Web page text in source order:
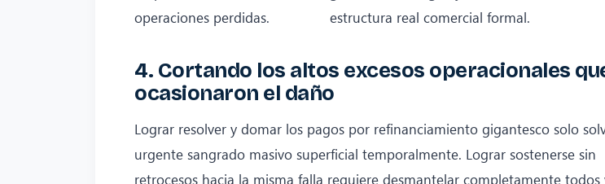
operaciones perdidas.
estructura real comercial formal.
4. Cortando los altos excesos operacionales
ocasionaron el daño
Lograr resolver y domar los pagos por refinanciamiento gigantesco solo
urgente sangrado masivo superficial temporalmente. Lograr sostenerse sin
retrocesos hacia la misma falla requiere desmantelar completamente todos